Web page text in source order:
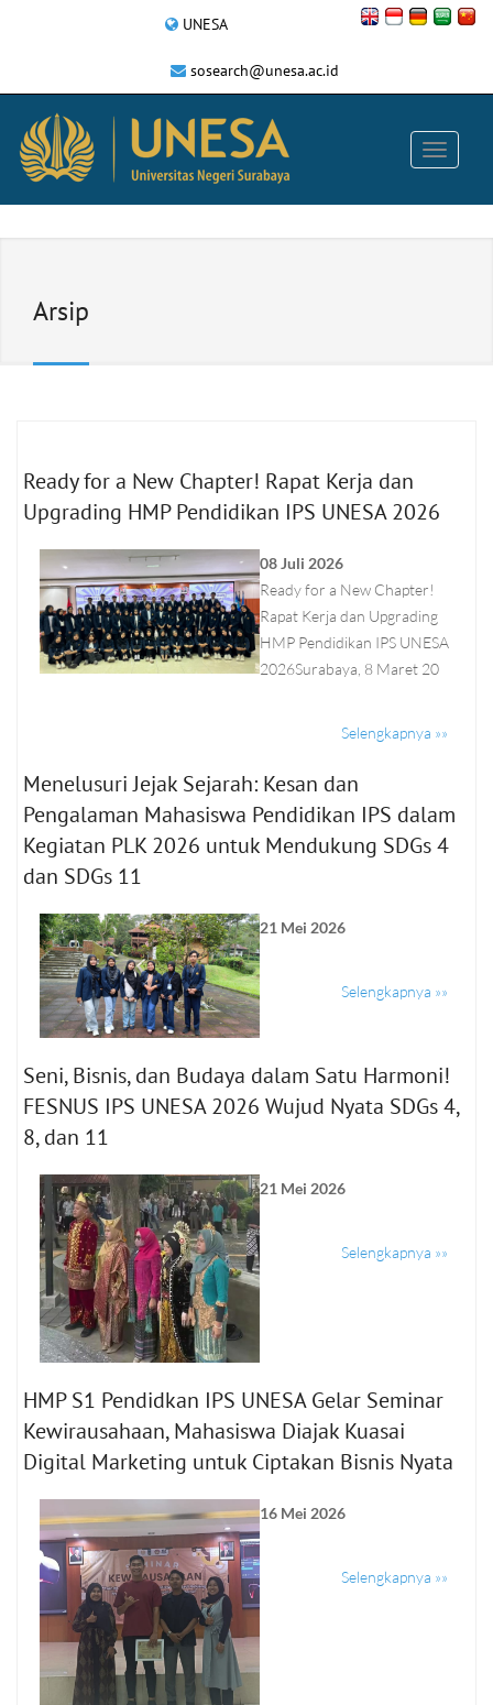
UNESA
sosearch@unesa.ac.id
Arsip
Ready for a New Chapter! Rapat Kerja dan
Upgrading HMP Pendidikan IPS UNESA 2026
08 Juli 2026
Ready for a New Chapter!
Rapat Kerja dan Upgrading
HMP Pendidikan IPS UNESA
2026Surabaya, 8 Maret 20
Selengkapnya »»
Menelusuri Jejak Sejarah: Kesan dan
Pengalaman Mahasiswa Pendidikan IPS dalam
Kegiatan PLK 2026 untuk Mendukung SDGs 4
dan SDGs 11
21 Mei 2026
Selengkapnya »»
Seni, Bisnis, dan Budaya dalam Satu Harmoni!
FESNUS IPS UNESA 2026 Wujud Nyata SDGs 4,
8, dan 11
21 Mei 2026
Selengkapnya »»
HMP S1 Pendidkan IPS UNESA Gelar Seminar
Kewirausahaan, Mahasiswa Diajak Kuasai
Digital Marketing untuk Ciptakan Bisnis Nyata
16 Mei 2026
Selengkapnya »»